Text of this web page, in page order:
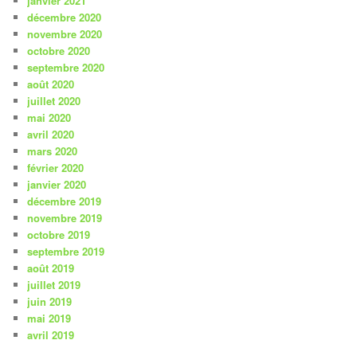
décembre 2020
novembre 2020
octobre 2020
septembre 2020
août 2020
juillet 2020
mai 2020
avril 2020
mars 2020
février 2020
janvier 2020
décembre 2019
novembre 2019
octobre 2019
septembre 2019
août 2019
juillet 2019
juin 2019
mai 2019
avril 2019